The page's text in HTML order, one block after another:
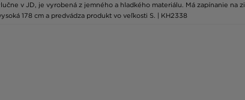
v JD, je vyrobená z jemného a hladkého materiálu. Má zapínanie
178 cm a predvádza produkt vo veľkosti S. | KH2338